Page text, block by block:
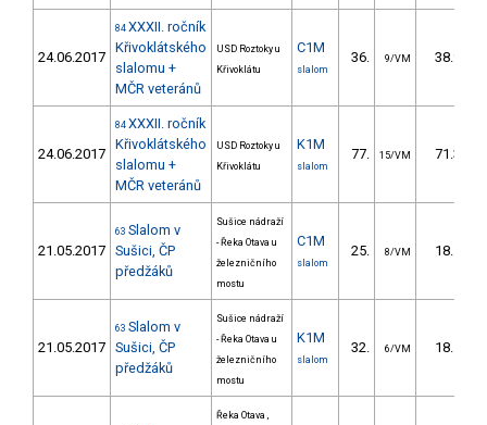
24.06.2017
84 XXXII. ročník
Křivoklátského
slalomu +
MČR veteránů
USD Roztoky u
Křivoklátu
C1M
slalom
36. 9/VM 38.91
24.06.2017
84 XXXII. ročník
Křivoklátského
slalomu +
MČR veteránů
USD Roztoky u
Křivoklátu
K1M
slalom
77. 15/VM 71.32
21.05.2017
63 Slalom v
Sušici, ČP
předžáků
Sušice nádraží
- Řeka Otava u
železničního
mostu
C1M
slalom
25. 8/VM 18.56
21.05.2017
63 Slalom v
Sušici, ČP
předžáků
Sušice nádraží
- Řeka Otava u
železničního
mostu
K1M
slalom
32. 6/VM 18.51
Řeka Otava ,